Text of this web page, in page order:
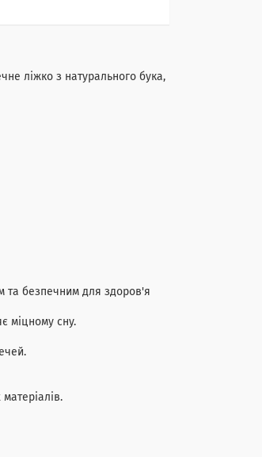
ліжко з натурального бука,
та безпечним для здоров'я
міцному сну.